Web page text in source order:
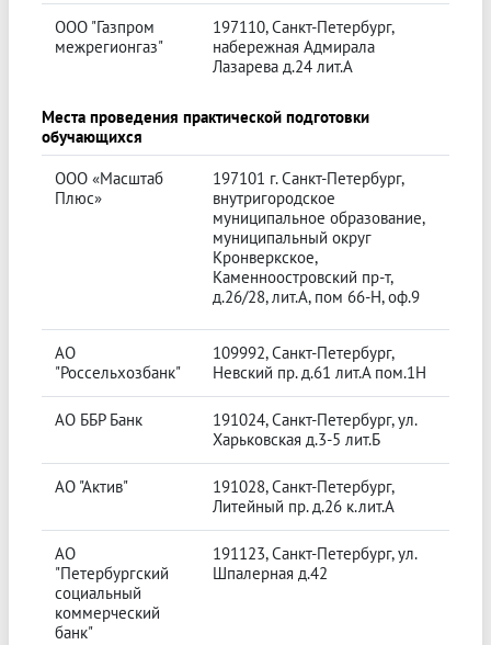
ООО "Газпром
межрегионгаз"
197110, Санкт-Петербург,
набережная Адмирала
Лазарева д.24 лит.А
Места проведения практической подготовки
обучающихся
ООО «Масштаб
Плюс»
197101 г. Санкт-Петербург,
внутригородское
муниципальное образование,
муниципальный округ
Кронверкское,
Каменноостровский пр-т,
д.26/28, лит.А, пом 66-Н, оф.9
АО
"Россельхозбанк"
109992, Санкт-Петербург,
Невский пр. д.61 лит.А пом.1Н
АО ББР Банк
191024, Санкт-Петербург, ул.
Харьковская д.3-5 лит.Б
АО "Актив"
191028, Санкт-Петербург,
Литейный пр. д.26 к.лит.А
АО
"Петербургский
социальный
коммерческий
банк"
191123, Санкт-Петербург, ул.
Шпалерная д.42